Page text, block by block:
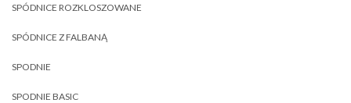
SPÓDNICE ROZKLOSZOWANE
SPÓDNICE Z FALBANĄ
SPODNIE
SPODNIE BASIC